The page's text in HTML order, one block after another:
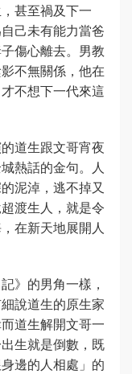
甚至禍及下一
己未有能力當爸
傷心離去。男教
不無關係，他在
不想下一代來這
道生跟文哥宵夜
熱話的金句。人
泥淖，逃不掉又
渡生人，就是令
在新天地展開人
》的男角一樣，
說道生的原生家
道生解開文哥一
生就是倒數，既
邊的人相處」的